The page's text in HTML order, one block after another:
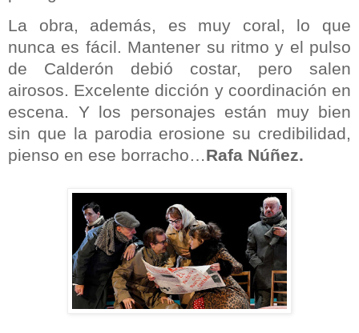
La obra, además, es muy coral, lo que
nunca es fácil. Mantener su ritmo y el pulso
de Calderón debió costar, pero salen
airosos. Excelente dicción y coordinación en
escena. Y los personajes están muy bien
sin que la parodia erosione su credibilidad,
pienso en ese borracho…Rafa Núñez.